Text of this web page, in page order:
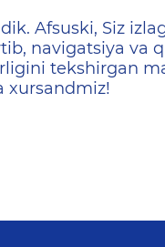
Afsuski, Siz
navigatsiya va
tekshirgan
xursandmiz!